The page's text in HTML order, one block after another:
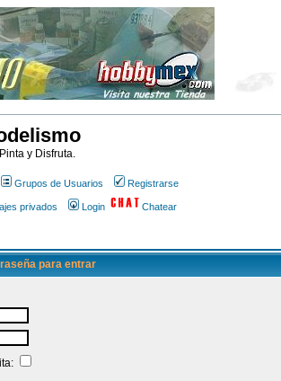
y Disfruta.
Grupos de Usuarios Registrarse
privados Login Chatear
para entrar